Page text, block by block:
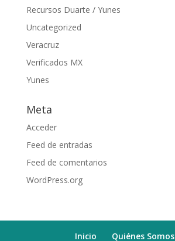
Recursos Duarte / Yunes
Uncategorized
Veracruz
Verificados MX
Yunes
Meta
Acceder
Feed de entradas
Feed de comentarios
WordPress.org
Inicio Quiénes Somos